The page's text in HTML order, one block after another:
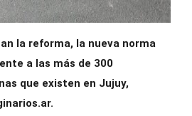
la reforma, la nueva norma
a las más de 300
que existen en Jujuy,